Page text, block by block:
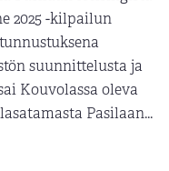
2025 -kilpailun
suunnittelusta ja
Kouvolassa oleva
Pasilaan...